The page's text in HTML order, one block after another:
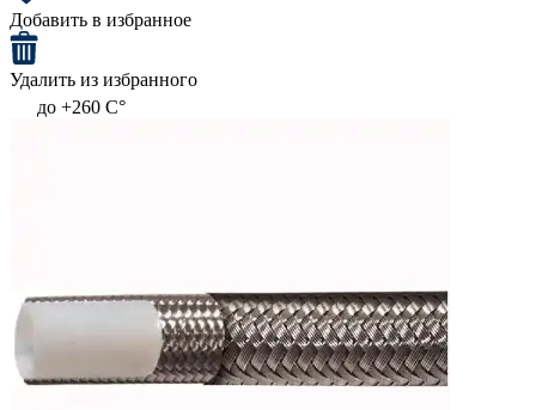
Добавить в избранное
Удалить из избранного
до +260 C°